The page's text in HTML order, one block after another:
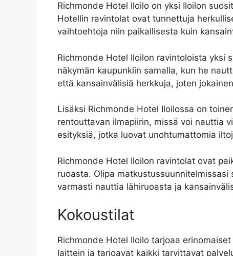
Richmonde Hotel Iloilo on yksi Iloilon
Hotellin ravintolat ovat tunnettuja
vaihtoehtoja niin paikallisesta kuin
Richmonde Hotel Iloilon ravintoloista yksi
näkymän kaupunkiin samalla, kun he
että kansainvälisiä herkkuja, joten
Lisäksi Richmonde Hotel Iloilossa on
rentouttavan ilmapiirin, missä voi nauttia
esityksiä, jotka luovat unohtumattomia
Richmonde Hotel Iloilon ravintolat ovat
ruoasta. Olipa
varmasti nauttia lähiruoasta ja
Kokoustilat
Richmonde Hotel Iloilo tarjoaa
laittein ja tarjoavat kaikki tarvittavat